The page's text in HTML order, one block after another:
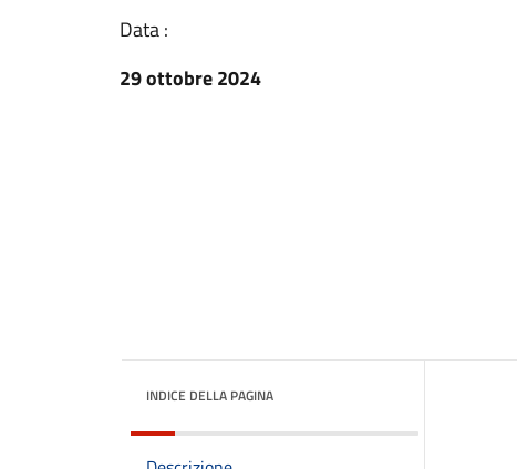
Data :
29 ottobre 2024
INDICE DELLA PAGINA